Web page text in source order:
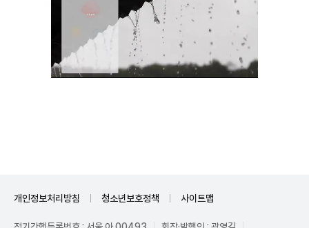
개인정보처리방침 청소년보호정책 사이트맵